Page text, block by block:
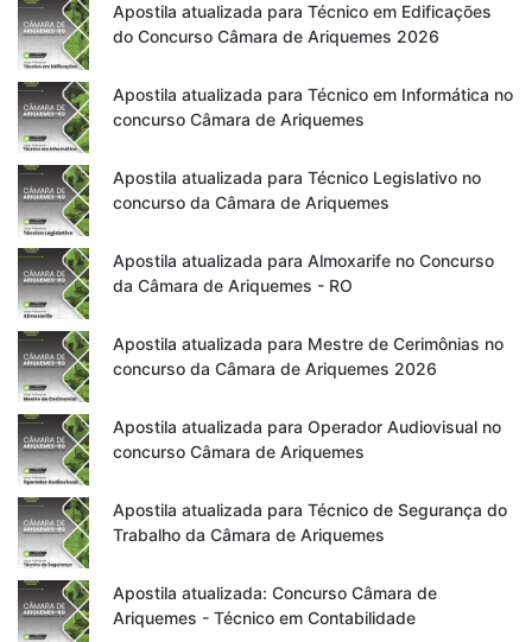
Apostila atualizada para Técnico em Edificações
do Concurso Câmara de Ariquemes 2026
Apostila atualizada para Técnico em Informática no
concurso Câmara de Ariquemes
Apostila atualizada para Técnico Legislativo no
concurso da Câmara de Ariquemes
Apostila atualizada para Almoxarife no Concurso
da Câmara de Ariquemes - RO
Apostila atualizada para Mestre de Cerimônias no
concurso da Câmara de Ariquemes 2026
Apostila atualizada para Operador Audiovisual no
concurso Câmara de Ariquemes
Apostila atualizada para Técnico de Segurança do
Trabalho da Câmara de Ariquemes
Apostila atualizada: Concurso Câmara de
Ariquemes - Técnico em Contabilidade